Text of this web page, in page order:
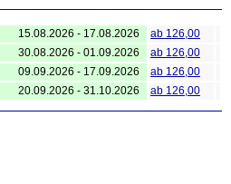
15.08.2026 - 17.08.2026
ab 126,00
30.08.2026 - 01.09.2026
ab 126,00
09.09.2026 - 17.09.2026
ab 126,00
20.09.2026 - 31.10.2026
ab 126,00